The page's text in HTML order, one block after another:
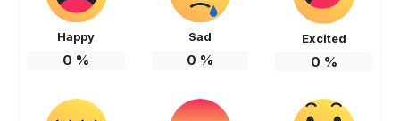
Happy
0 %
Sad
0 %
Excited
0 %